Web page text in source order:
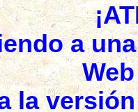
a
la